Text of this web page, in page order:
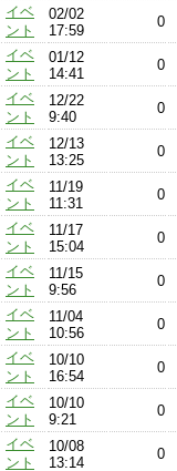
イベ
ント
02/02
17:59
0
イベ
ント
01/12
14:41
0
イベ
ント
12/22
9:40
0
イベ
ント
12/13
13:25
0
イベ
ント
11/19
11:31
0
イベ
ント
11/17
15:04
0
イベ
ント
11/15
9:56
0
イベ
ント
11/04
10:56
0
イベ
ント
10/10
16:54
0
イベ
ント
10/10
9:21
0
イベ
ント
10/08
13:14
0